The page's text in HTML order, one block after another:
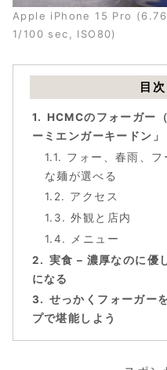
Apple iPhone 15 Pro
1/100 sec, ISO80)
目次
HCMCのフォーガー
ーミエンガーキードン」
フォー、春雨、フ
な麺が選べる
アクセス
外観と店内
メニュー
実食 – 濃厚なのに優
になる
せっかくフォーガー
プで堪能しよう